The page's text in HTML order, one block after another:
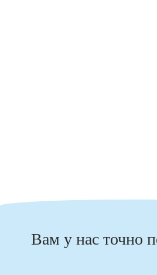
Вам у нас точно